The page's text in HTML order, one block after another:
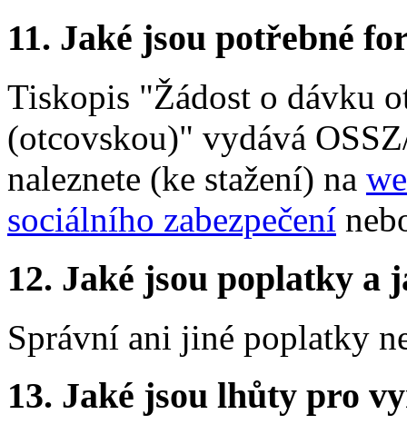
11. Jaké jsou potřebné
Tiskopis "Žádost o dávku
(otcovskou)" vydává
naleznete (ke stažení) na
sociálního zabezpečení
12. Jaké jsou poplatky a
Správní ani jiné poplatky
13. Jaké jsou lhůty pro